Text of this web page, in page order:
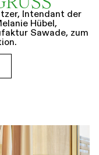
Intendant der
Hübel,
Sawade, zum